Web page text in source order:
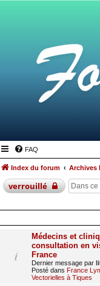
FAQ
Index du forum Archives
verrouillé
Médecins et
consultation en
France
Dernier message par
Posté dans France
Vectorielles à Tiques